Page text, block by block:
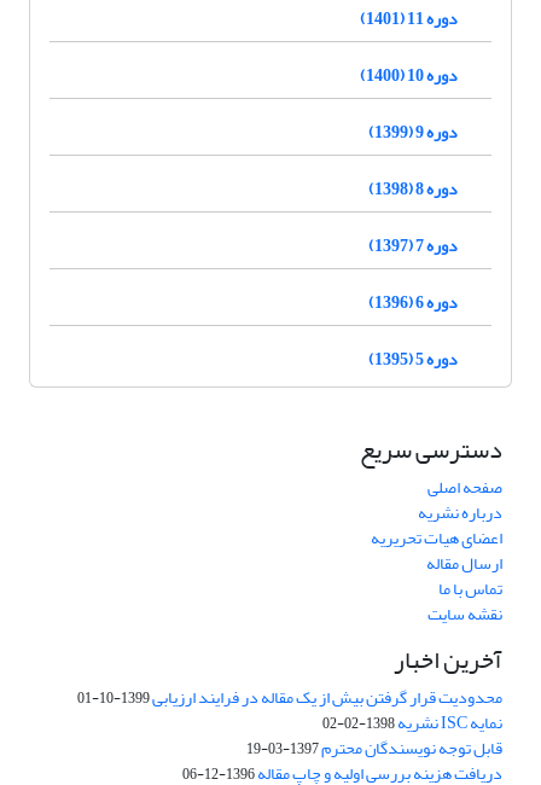
دوره 11 (1401)
دوره 10 (1400)
دوره 9 (1399)
دوره 8 (1398)
دوره 7 (1397)
دوره 6 (1396)
دوره 5 (1395)
دسترسی سریع
صفحه اصلی
درباره نشریه
اعضای هیات تحریریه
ارسال مقاله
تماس با ما
نقشه سایت
آخرین اخبار
محدودیت قرار گرفتن بیش از یک مقاله در فرایند ارزیابی1399-10-01
نمایه ISC نشریه 1398-02-02
قابل توجه نویسندگان محترم1397-03-19
دریافت هزینه بررسی اولیه و چاپ مقاله1396-12-06